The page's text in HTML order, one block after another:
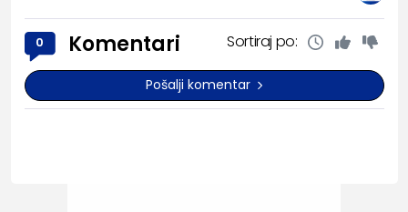
0 Komentari Sortiraj po:
Pošalji komentar